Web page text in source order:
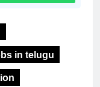
in telugu